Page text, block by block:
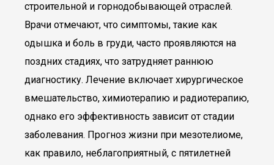
строительной и горнодобывающей отраслей.
Врачи отмечают, что симптомы, такие как
одышка и боль в груди, часто проявляются на
поздних стадиях, что затрудняет раннюю
диагностику. Лечение включает хирургическое
вмешательство, химиотерапию и радиотерапию,
однако его эффективность зависит от стадии
заболевания. Прогноз жизни при мезотелиоме,
как правило, неблагоприятный, с пятилетней